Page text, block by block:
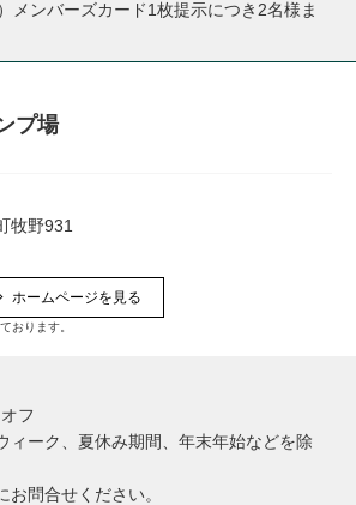
メンバーズカード1枚提示につき2名様ま
プ場
牧野931
おります。
ホームページを見る
フ
ィーク、夏休み期間、年末年始などを除
問合せください。